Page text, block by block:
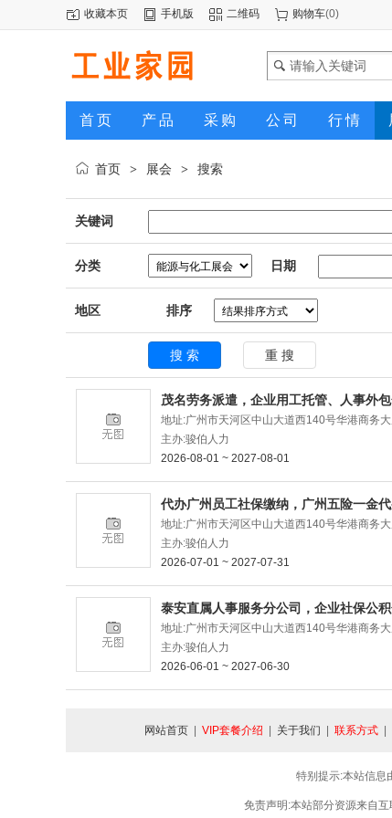
收藏本页 手机版 二维码 购物车(0)
首页 产品 采购 公司 行情
首页 > 展会 > 搜索
关键词
分类 日期
地区 排序
茂名劳务派遣，企业用工托管、人事外
地址:广州市天河区中山大道西140号华港商务
主办:骏伯人力
2026-08-01 ~ 2027-08-01
代办广州员工社保缴纳，广州五险一金
地址:广州市天河区中山大道西140号华港商务
主办:骏伯人力
2026-07-01 ~ 2027-07-31
泰安直属人事服务分公司，企业社保公
地址:广州市天河区中山大道西140号华港商务
主办:骏伯人力
2026-06-01 ~ 2027-06-30
网站首页 VIP套餐介绍 关于我们 联系方式
特别提示:本站信息
免责声明:本站部分资源来自